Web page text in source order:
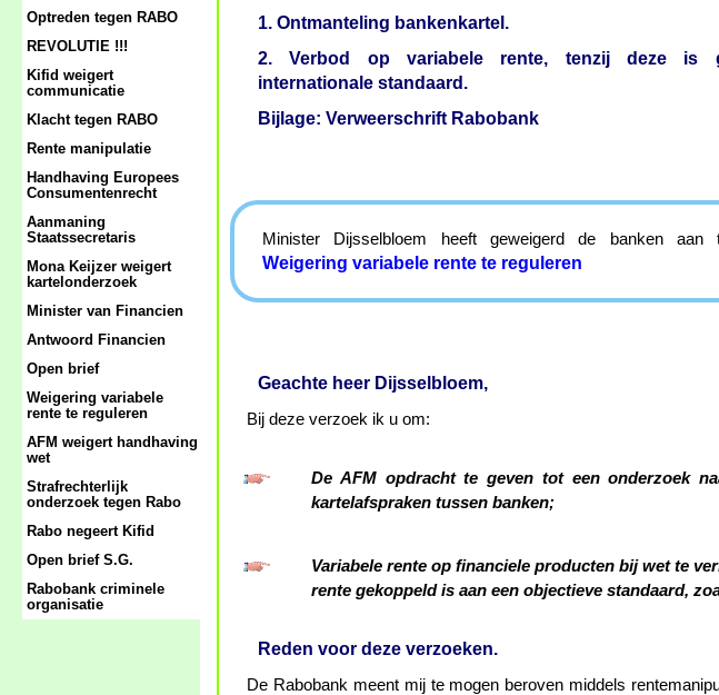
1. Ontmanteling bankenkartel.
2. Verbod op variabele rente, tenzij deze is
internationale standaard.
Bijlage: Verweerschrift Rabobank
Minister Dijsselbloem heeft geweigerd de banken
Weigering variabele rente te reguleren
Geachte heer Dijsselbloem,
Bij deze verzoek ik u om:
De AFM opdracht te geven tot een onderzoek
kartelafspraken tussen banken;
Variabele rente op financiele producten bij wet te
rente gekoppeld is aan een objectieve standaard,
Reden voor deze verzoeken.
De Rabobank meent mij te mogen beroven middels
Optreden tegen RABO
REVOLUTIE !!!
Kifid weigert
communicatie
Klacht tegen RABO
Rente manipulatie
Handhaving Europees
Consumentenrecht
Aanmaning
Staatssecretaris
Mona Keijzer weigert
kartelonderzoek
Minister van Financien
Antwoord Financien
Open brief
Weigering variabele
rente te reguleren
AFM weigert handhaving
wet
Strafrechterlijk
onderzoek tegen Rabo
Rabo negeert Kifid
Open brief S.G.
Rabobank criminele
organisatie